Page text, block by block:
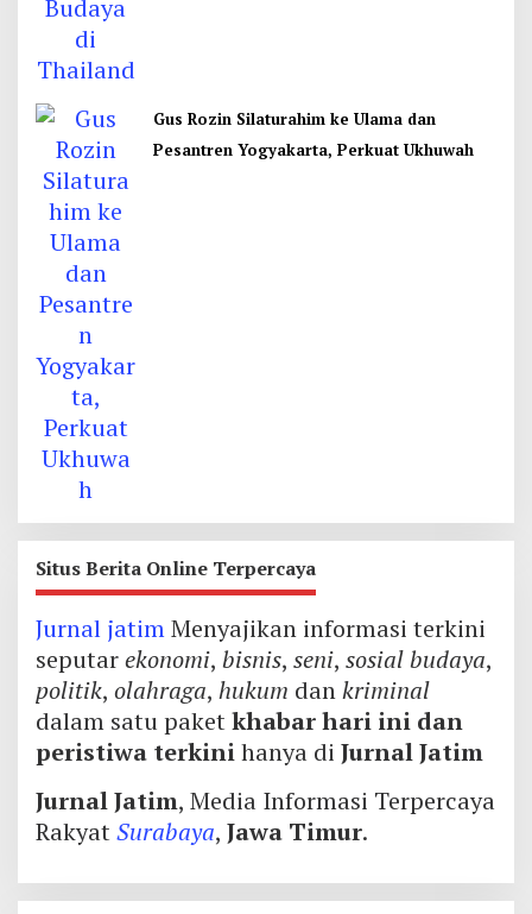
Gus Rozin Silaturahim ke Ulama dan
Pesantren Yogyakarta, Perkuat Ukhuwah
Situs Berita Online Terpercaya
Jurnal jatimMenyajikan informasi terkini
seputarekonomi, bisnis, seni, sosial budaya,
politik, olahraga, hukum dankriminal
dalam satu paketkhabar hari ini dan
peristiwa terkinihanya di Jurnal Jatim
Jurnal Jatim, Media Informasi Terpercaya
RakyatSurabaya, Jawa Timur.